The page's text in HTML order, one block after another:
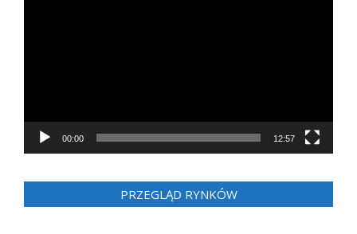
00:00 12:57
PRZEGLĄD RYNKÓW